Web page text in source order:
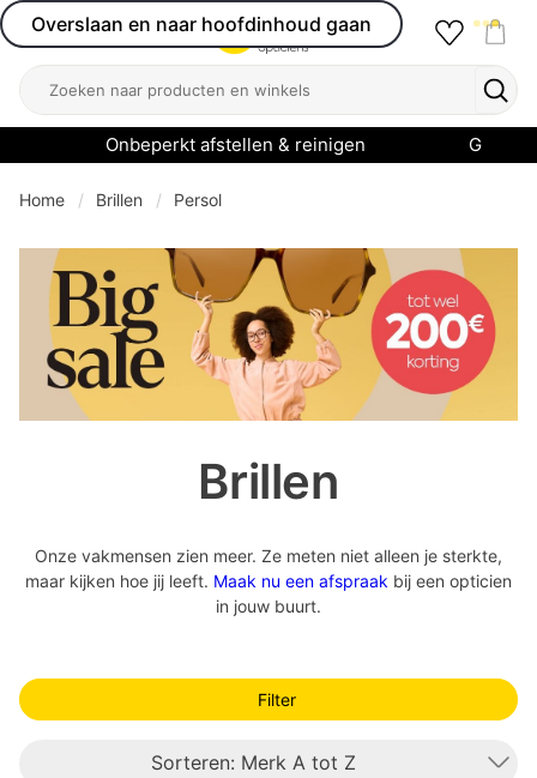
Overslaan en naar hoofdinhoud gaan
Open menu
Zoeken
Onbeperkt afstellen & reinigen
menu
Home Brillen Persol
Brillen
Onze vakmensen zien meer. Ze meten niet alleen je sterkte,
maar kijken hoe jij leeft. Maak nu een afspraak bij een opticien
in jouw buurt.
Filter
Sorteren: Merk A tot Z